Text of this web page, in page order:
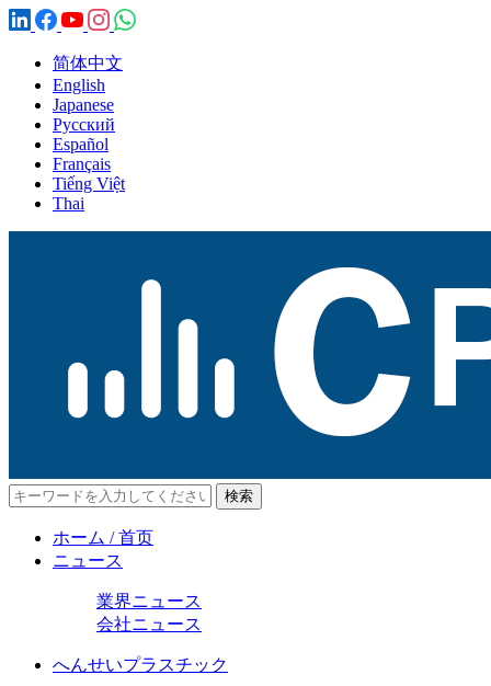
简体中文
English
Japanese
Русский
Español
Français
Tiếng Việt
Thai
ホーム / 首页
ニュース
業界ニュース
会社ニュース
へんせいプラスチック